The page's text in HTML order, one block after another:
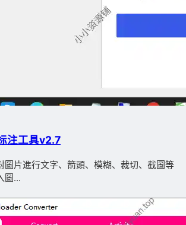
注工具v2.7
圖片進行文字、箭頭、模糊、裁切、截圖等
圖...